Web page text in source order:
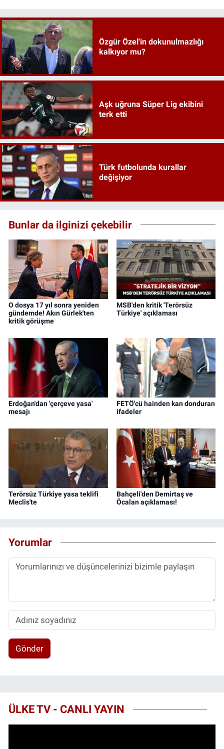
Özgür Özel'in dokunulmazlığı
kalkıyor mu?
Aşk uğruna Süper Lig ekibini
terk etti
Türk futbolunda kurallar
değişiyor
Bunlar da ilginizi çekebilir
O dosya 17 yıl sonra yeniden
gündemde! Akın Gürlek'ten
kritik görüşme
MSB'den kritik 'Terörsüz
Türkiye' açıklaması
Erdoğan'dan 'çerçeve yasa'
mesajı
FETÖ'cü hainden kan donduran
ifadeler
Terörsüz Türkiye yasa teklifi
Meclis'te
Bahçeli'den Demirtaş ve
Öcalan açıklaması!
Yorumlar
Gönder
ÜLKE TV - CANLI YAYIN